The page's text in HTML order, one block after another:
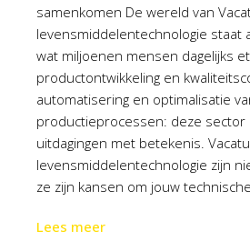
samenkomen De wereld van
levensmiddelentechnologie staat
wat miljoenen mensen dagelijks
productontwikkeling en
automatisering en optimalisatie
productieprocessen: deze sector
uitdagingen met betekenis.
levensmiddelentechnologie zijn
ze zijn kansen om jouw
Lees meer